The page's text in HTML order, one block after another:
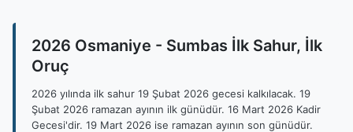
2026 Osmaniye - Sumbas İlk Sahur, İlk
Oruç
2026 yılında ilk sahur 19 Şubat 2026 gecesi kalkılacak. 19
Şubat 2026 ramazan ayının ilk günüdür. 16 Mart 2026 Kadir
Gecesi'dir. 19 Mart 2026 ise ramazan ayının son günüdür.